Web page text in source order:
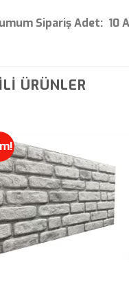
Sipariş Adet: 10
ÜRÜNLER